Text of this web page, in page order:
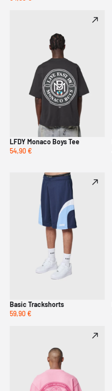
LFDY Monaco Boys Tee
54,90 €
Basic Trackshorts
59,90 €